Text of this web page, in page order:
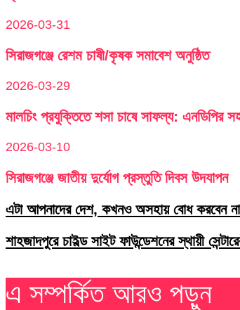
2026-03-31
সিরাজগঞ্জে রেশম চাষী/কৃষক সমাবেশ অনুষ্ঠিত
2026-03-29
মালচিং প্রযুক্তিতে শসা চাষে সাফল্য: এনডিপির
2026-03-10
সিরাজগঞ্জে জাতীয় দুর্যোগ প্রস্তুতি দিবস উদযাপন
এটা আপনাদের দেশ, কখনও অসহায় বোধ করবেন
শাহজাদপুরে চাইল্ড সাইট ফাউন্ডেশনের স্থায়ী
এ সম্পর্কিত আরও পড়ুন